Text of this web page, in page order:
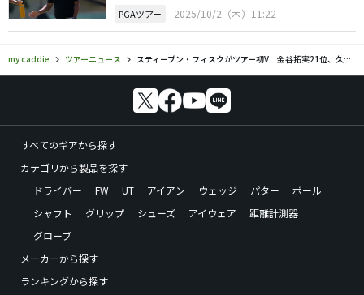
PGAツアー 2025/10/2（木）11:22
my caddie ツアーニュース スティーブン・フィスクがツアー初V 金谷拓実21位、久常涼48位
すべてのギアから探す
カテゴリから製品を探す
ドライバー
FW UT アイアン ウェッジ パター
ボール
シャフト
グリップ シューズ アイウェア
距離計測器
グローブ
メーカーから探す
ランキングから探す